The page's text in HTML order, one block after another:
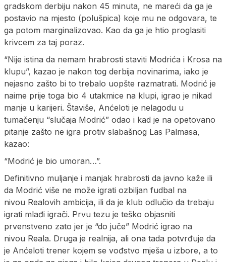
gradskom derbiju nakon 45 minuta, ne mareći da ga je
postavio na mjesto (polušpica) koje mu ne odgovara, te
ga potom marginalizovao. Kao da ga je htio proglasiti
krivcem za taj poraz.
“Nije istina da nemam hrabrosti staviti Modrića i Krosa na
klupu”, kazao je nakon tog derbija novinarima, iako je
nejasno zašto bi to trebalo uopšte razmatrati. Modrić je
naime prije toga bio 4 utakmice na klupi, igrao je nikad
manje u karijeri. Štaviše, Anćeloti je nelagodu u
tumačenju “slučaja Modrić” odao i kad je na opetovano
pitanje zašto ne igra protiv slabašnog Las Palmasa,
kazao:
“Modrić je bio umoran…”.
Definitivno muljanje i manjak hrabrosti da javno kaže ili
da Modrić više ne može igrati ozbiljan fudbal na
nivou Realovih ambicija, ili da je klub odlučio da trebaju
igrati mlađi igrači. Prvu tezu je teško objasniti
prvenstveno zato jer je “do juče” Modrić igrao na
nivou Reala. Druga je realnija, ali ona tada potvrđuje da
je Anćeloti trener kojem se vođstvo mješa u izbore, a to